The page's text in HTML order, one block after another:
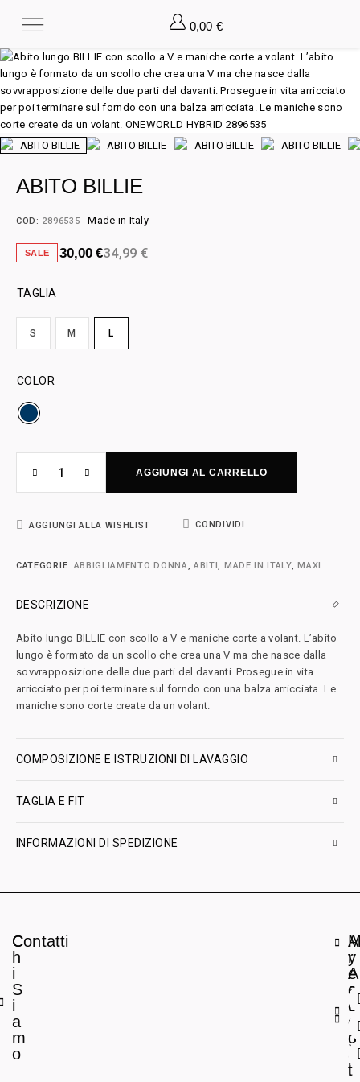
0,00 €
ABITO BILLIE
COD: 2896535 Made in Italy
SALE 34,99€
30,00€
TAGLIA
S M L
COLOR
AGGIUNGI AL CARRELLO
AGGIUNGI ALLA WISHLIST CONDIVIDI
CATEGORIE: ABBIGLIAMENTO DONNA, ABITI, MADE IN ITALY,MAXI
DESCRIZIONE
Abito lungo BILLIE con scollo a V e maniche corte a volant. L’abito
lungo è formato da un scollo che crea una V ma che nasce dalla
sovvrapposizione delle due parti del davanti. Prosegue in vita
arricciato per poi terminare sul forndo con una balza arricciata. Le
maniche sono corte create da un volant.
COMPOSIZIONE E ISTRUZIONI DI LAVAGGIO
TAGLIA E FIT
INFORMAZIONI DI SPEDIZIONE
C
h
i
S
i
a
m
o
Contatti
A
r
e
a
L
e
g
l
y
A
c
c
o
u
t